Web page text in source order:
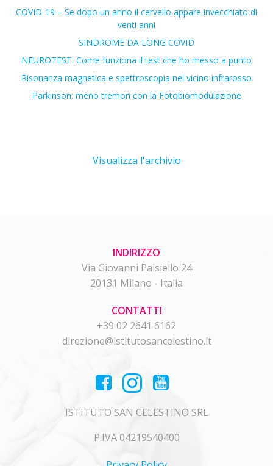
COVID-19 – Se dopo un anno il cervello appare invecchiato di
venti anni
SINDROME DA LONG COVID
NEUROTEST: Come funziona il test che ho messo a punto
Risonanza magnetica e spettroscopia nel vicino infrarosso
Parkinson: meno tremori con la Fotobiomodulazione
Visualizza l'archivio
INDIRIZZO
Via Giovanni Paisiello 24
20131 Milano - Italia
CONTATTI
+39 02 2641 6162
direzione@istitutosancelestino.it
ISTITUTO SAN CELESTINO SRL
P.IVA 04219540400